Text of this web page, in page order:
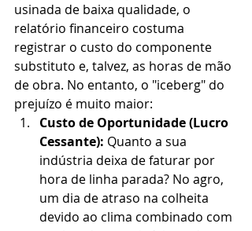
usinada de baixa qualidade, o
relatório financeiro costuma
registrar o custo do componente
substituto e, talvez, as horas de mão
de obra. No entanto, o "iceberg" do
prejuízo é muito maior:
Custo de Oportunidade (Lucro
Cessante): Quanto a sua
indústria deixa de faturar por
hora de linha parada? No agro,
um dia de atraso na colheita
devido ao clima combinado com